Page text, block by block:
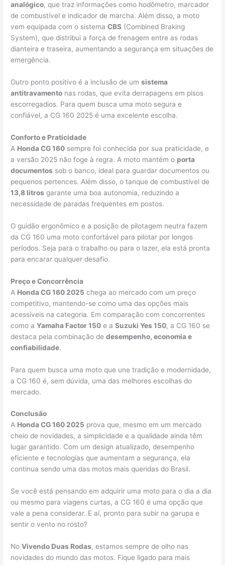
analógico, que traz informações como hodômetro, marcador
de combustível e indicador de marcha. Além disso, a moto
vem equipada com o sistemaCBS (Combined Braking
System), que distribui a força de frenagem entre as rodas
dianteira e traseira, aumentando a segurança em situações de
emergência.
Outro ponto positivo é a inclusão de umsistema
antitravamento nas rodas, que evita derrapagens em pisos
escorregadios. Para quem busca uma moto segura e
confiável, a CG 160 2025 é uma excelente escolha.
Conforto e Praticidade
A Honda CG 160 sempre foi conhecida por sua praticidade, e
a versão 2025 não foge à regra. A moto mantém o porta
documentos sob o banco, ideal para guardar documentos ou
pequenos pertences. Além disso, o tanque de combustível de
13,8 litros garante uma boa autonomia, reduzindo a
necessidade de paradas frequentes em postos.
O guidão ergonômico e a posição de pilotagem neutra fazem
da CG 160 uma moto confortável para pilotar por longos
períodos. Seja para o trabalho ou para o lazer, ela está pronta
para encarar qualquer desafio.
Preço e Concorrência
A Honda CG 160 2025 chega ao mercado com um preço
competitivo, mantendo-se como uma das opções mais
acessíveis na categoria. Em comparação com concorrentes
como aYamaha Factor 150 e aSuzuki Yes 150, a CG 160 se
destaca pela combinação dedesempenho, economia e
confiabilidade.
Para quem busca uma moto que une tradição e modernidade,
a CG 160 é, sem dúvida, uma das melhores escolhas do
mercado.
Conclusão
A Honda CG 160 2025 prova que, mesmo em um mercado
cheio de novidades, a simplicidade e a qualidade ainda têm
lugar garantido. Com um design atualizado, desempenho
eficiente e tecnologias que aumentam a segurança, ela
continua sendo uma das motos mais queridas do Brasil.
Se você está pensando em adquirir uma moto para o dia a dia
ou mesmo para viagens curtas, a CG 160 é uma opção que
vale a pena considerar. E aí, pronto para subir na garupa e
sentir o vento no rosto?
NoVivendo Duas Rodas, estamos sempre de olho nas
novidades do mundo das motos. Fique ligado para mais